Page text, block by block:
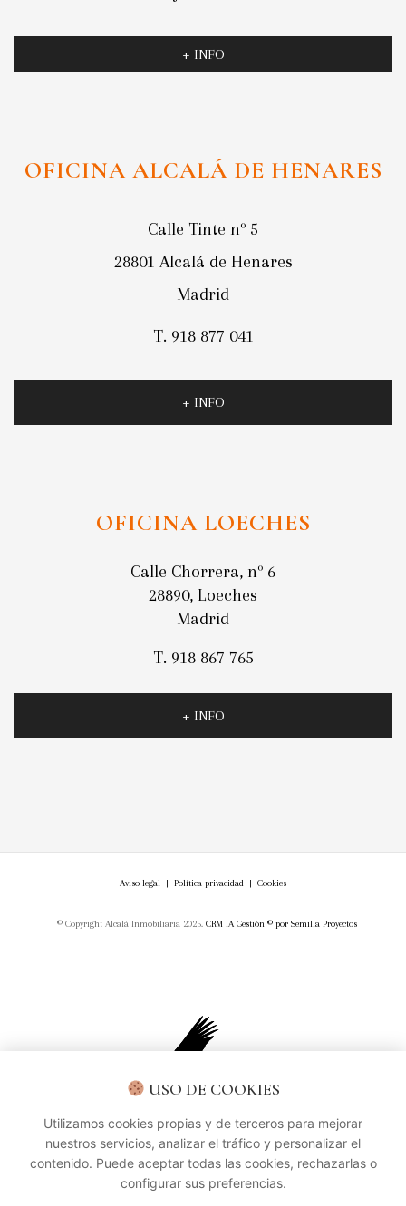
+ INFO
OFICINA ALCALÁ DE HENARES
Calle Tinte nº 5
28801 Alcalá de Henares
Madrid
T. 918 877 041
+ INFO
OFICINA LOECHES
Calle Chorrera, nº 6
28890, Loeches
Madrid
T. 918 867 765
+ INFO
© Copyright Alcalá Inmobiliaria 2025. CRM IA Gestión ©por Semilla Proyectos
Aviso legal | Política privacidad | Cookies
USO DE COOKIES
Utilizamos cookies propias y de terceros para mejorar
nuestros servicios, analizar el tráfico y personalizar el
contenido. Puede aceptar todas las cookies, rechazarlas o
configurar sus preferencias.